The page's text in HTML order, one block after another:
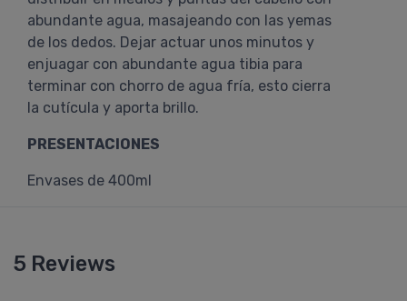
abundante agua, masajeando con las yemas
de los dedos. Dejar actuar unos minutos y
enjuagar con abundante agua tibia para
terminar con chorro de agua fría, esto cierra
la cutícula y aporta brillo.
PRESENTACIONES
Envases de 400ml
5 Reviews